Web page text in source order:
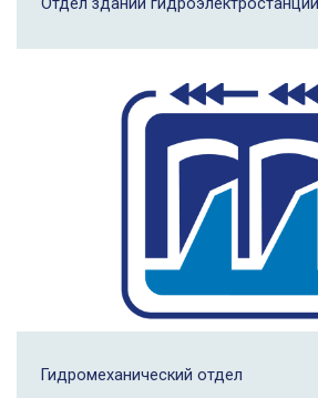
Отдел зданий гидроэлектростанций
Гидромеханический отдел